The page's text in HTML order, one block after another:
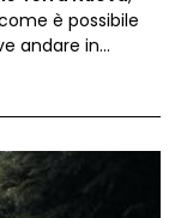
è possibile
andare in